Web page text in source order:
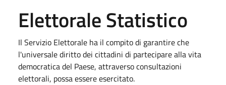
Elettorale Statistico
Il Servizio Elettorale ha il compito di garantire che
l'universale diritto dei cittadini di partecipare alla vita
democratica del Paese, attraverso consultazioni
elettorali, possa essere esercitato.